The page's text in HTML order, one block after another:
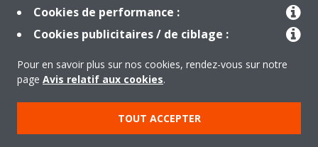
À propos de Daikin
Copyright © Daikin
Cookies de performance :
Cookies publicitaires / de ciblage :
Pour en savoir plus sur nos cookies, rendez-vous sur notre
page Avis relatif aux cookies.
TOUT ACCEPTER